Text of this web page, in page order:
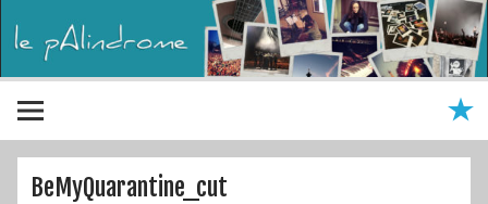
BeMyQuarantine_cut